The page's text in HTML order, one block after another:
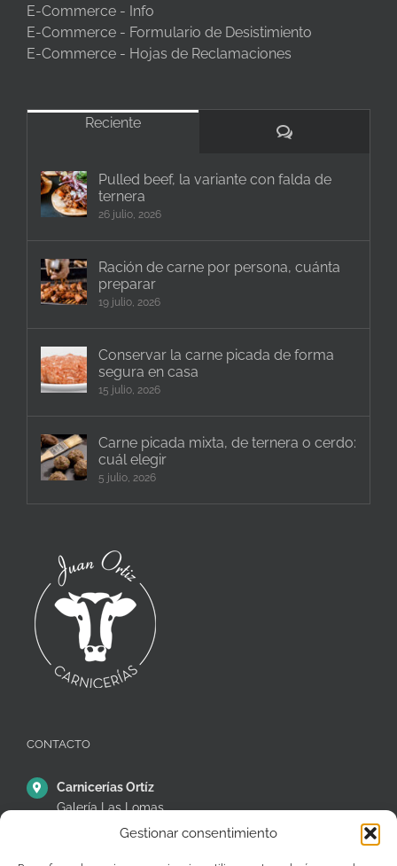
Gestionar consentimiento
E-Commerce - Info
E-Commerce - Formulario de Desistimiento
E-Commerce - Hojas de Reclamaciones
Reciente
Comentarios
Pulled beef, la variante con falda de
ternera
26 julio, 2026
Ración de carne por persona, cuánta
preparar
19 julio, 2026
Conservar la carne picada de forma
segura en casa
15 julio, 2026
Carne picada mixta, de ternera o cerdo:
cuál elegir
5 julio, 2026
CONTACTO
Carnicerías Ortíz
Galería Las Lomas
Puestos 14,15 y 16